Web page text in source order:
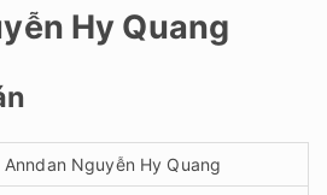
Hy Quang
Anndan Nguyễn Hy Quang